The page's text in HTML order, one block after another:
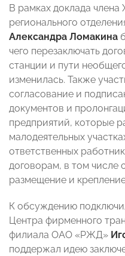
В рамках доклада
регионального
Александра Ломакина
чего перезаключать
станции и пути
изменилась. Также
согласование и
документов и
предприятий, которые
малодеятельных
ответственных
договорам, в том числе
размещение и
К обсуждению
Центра фирменного
филиала ОАО «РЖД»
поддержал идею